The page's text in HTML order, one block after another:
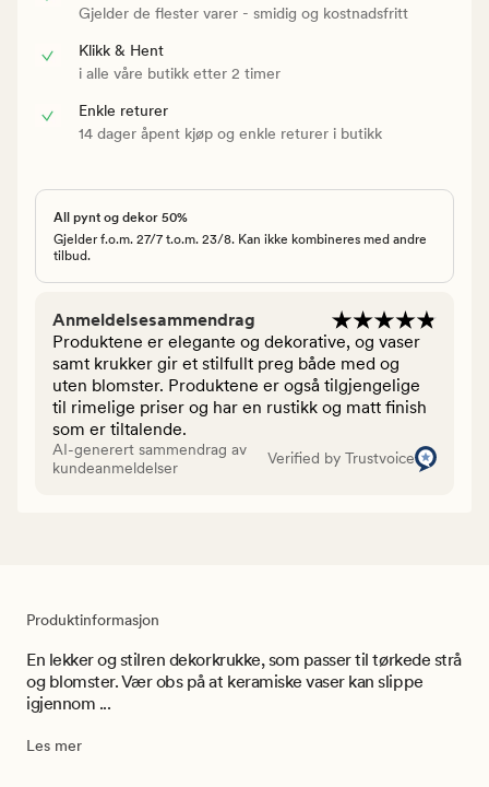
Gjelder de flester varer - smidig og kostnadsfritt
Klikk & Hent
i alle våre butikk etter 2 timer
Enkle returer
14 dager åpent kjøp og enkle returer i butikk
All pynt og dekor 50%
Gjelder f.o.m. 27/7 t.o.m. 23/8. Kan ikke kombineres med andre
tilbud.
Anmeldelsesammendrag
Produktene er elegante og dekorative, og vaser
samt krukker gir et stilfullt preg både med og
uten blomster. Produktene er også tilgjengelige
til rimelige priser og har en rustikk og matt finish
som er tiltalende.
AI-generert sammendrag av
kundeanmeldelser
Verified by Trustvoice
Produktinformasjon
En lekker og stilren dekorkrukke, som passer til tørkede strå
og blomster. Vær obs på at keramiske vaser kan slippe
igjennom ...
Les mer